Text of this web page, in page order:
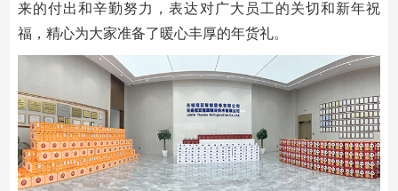
来的付出和辛勤努力，表达对广大员工的关切和新年祝
福，精心为大家准备了暖心丰厚的年货礼。